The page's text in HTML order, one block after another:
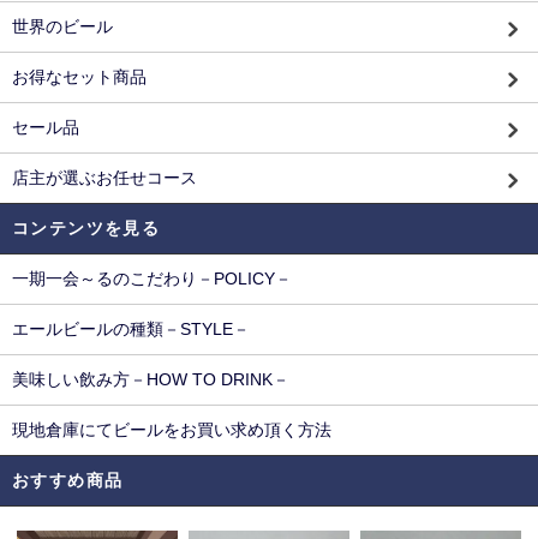
世界のビール
お得なセット商品
セール品
店主が選ぶお任せコース
コンテンツを見る
一期一会～るのこだわり－POLICY－
エールビールの種類－STYLE－
美味しい飲み方－HOW TO DRINK－
現地倉庫にてビールをお買い求め頂く方法
おすすめ商品